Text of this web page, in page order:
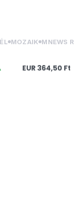
MOZAIK MNEWS
364,50 Ft▲